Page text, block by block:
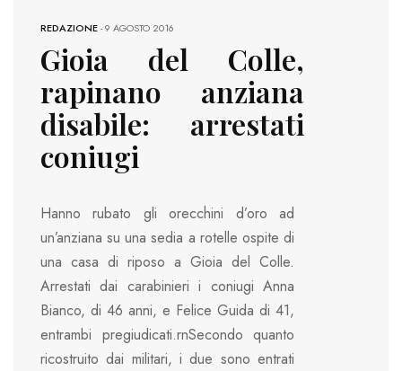
REDAZIONE-9 AGOSTO 2016
Gioia del Colle,
rapinano anziana
disabile: arrestati
coniugi
Hanno rubato gli orecchini d’oro ad
un’anziana su una sedia a rotelle ospite di
una casa di riposo a Gioia del Colle.
Arrestati dai carabinieri i coniugi Anna
Bianco, di 46 anni, e Felice Guida di 41,
entrambi pregiudicati.rnSecondo quanto
ricostruito dai militari, i due sono entrati